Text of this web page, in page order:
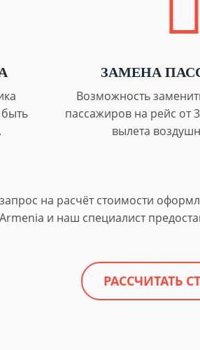
ЗАМЕНА
Возможность
пассажиров на рейс от
вылета
на расчёт стоимости
и наш специалист
РАССЧИТАТЬ